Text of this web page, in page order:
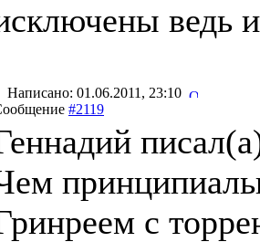
ведь
Написано: 01.06.2011, 23:10
#2119
с